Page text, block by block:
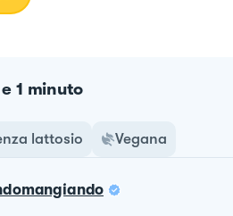
1 minuto
lattosio Vegana